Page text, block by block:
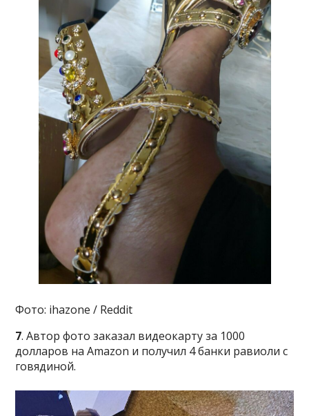
Фото: ihazone / Reddit
7. Автор фото заказал видеокарту за 1000
долларов на Amazon и получил 4 банки равиоли с
говядиной.